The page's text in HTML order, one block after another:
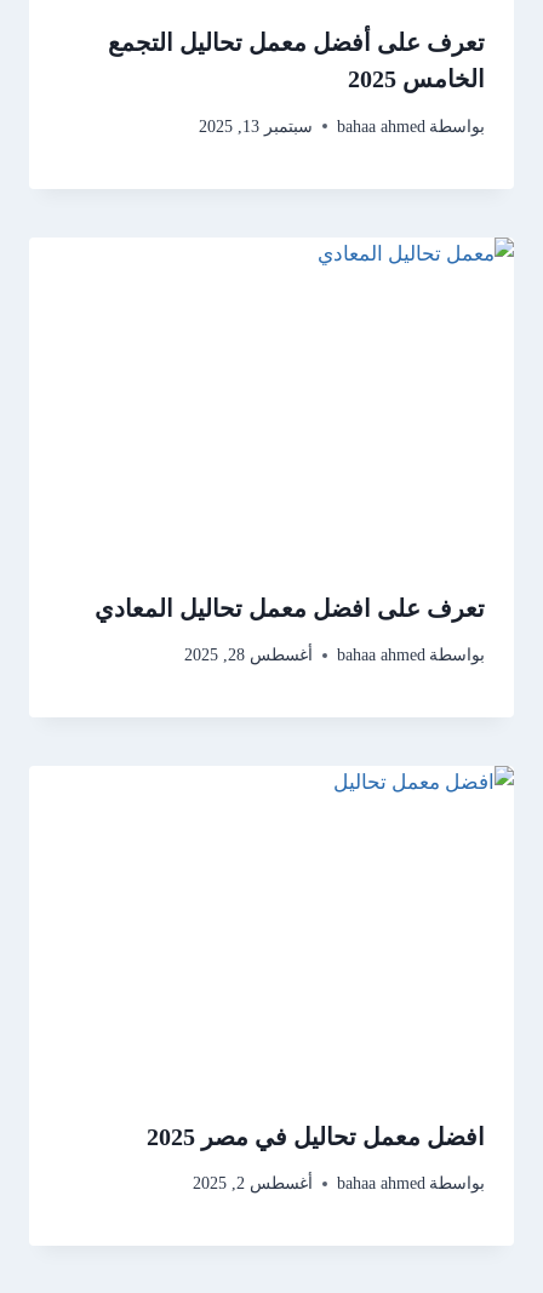
تعرف على أفضل معمل تحاليل التجمع
الخامس 2025
بواسطة bahaa ahmed سبتمبر 13, 2025
تعرف على افضل معمل تحاليل المعادي
بواسطة bahaa ahmed أغسطس 28, 2025
افضل معمل تحاليل في مصر 2025
بواسطة bahaa ahmed أغسطس 2, 2025